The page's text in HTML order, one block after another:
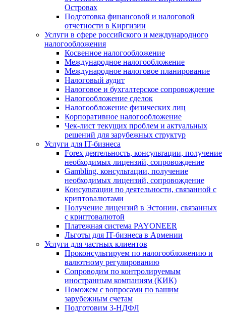
Островах
Подготовка финансовой и налоговой
отчетности в Киргизии
Услуги в сфере российского и международного
налогообложения
Косвенное налогообложение
Международное налогообложение
Международное налоговое планирование
Налоговый аудит
Налоговое и бухгалтерское сопровождение
Налогообложение сделок
Налогообложение физических лиц
Корпоративное налогообложение
Чек-лист текущих проблем и актуальных
решений для зарубежных структур
Услуги для IT-бизнеса
Forex деятельность, консультации, получение
необходимых лицензий, сопровождение
Gambling, консультации, получение
необходимых лицензий, сопровождение
Консультации по деятельности, связанной с
криптовалютами
Получение лицензий в Эстонии, связанных
с криптовалютой
Платежная система PAYONEER
Льготы для IT-бизнеса в Армении
Услуги для частных клиентов
Проконсультируем по налогообложению и
валютному регулированию
Сопроводим по контролируемым
иностранным компаниям (КИК)
Поможем с вопросами по вашим
зарубежным счетам
Подготовим 3-НДФЛ